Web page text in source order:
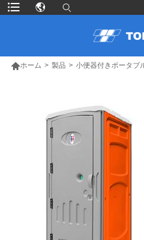
ホーム > 製品 > 小便器付きポータブ